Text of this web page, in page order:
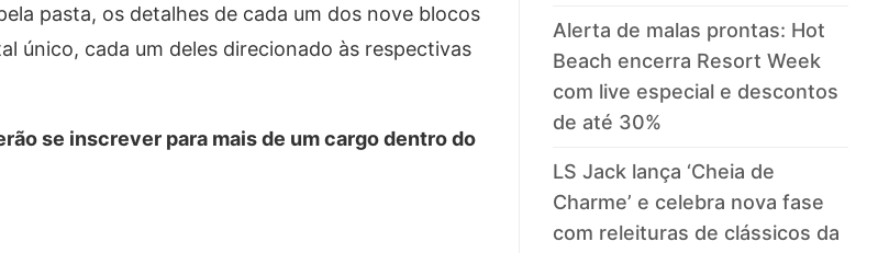
pasta, os detalhes de cada um dos nove blocos
único, cada um deles direcionado às respectivas
se inscrever para mais de um cargo dentro do
Alerta de malas prontas: Hot
Beach encerra Resort Week
com live especial e descontos
de até 30%
LS Jack lança ‘Cheia de
Charme’ e celebra nova fase
com releituras de clássicos da